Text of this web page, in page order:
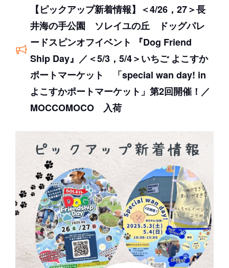
【ピックアップ新着情報】＜4/26，27＞長
井海の手公園 ソレイユの丘 ドッグパレ
ードスピンオフイベント 『Dog Friend
Ship Day』／＜5/3，5/4＞いちご よこすか
ポートマーケット 「special wan day! in
よこすかポートマーケット」第2回開催！／
MOCCOMOCO 入荷